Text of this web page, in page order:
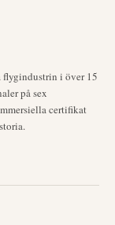
flygindustrin i över 15
på sex
certifikat